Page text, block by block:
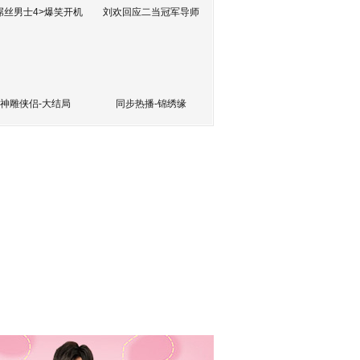
丝男士4>爆笑开机 刘欢回应二当冠军导师
神雕侠侣-大结局 同步热播-锦绣缘